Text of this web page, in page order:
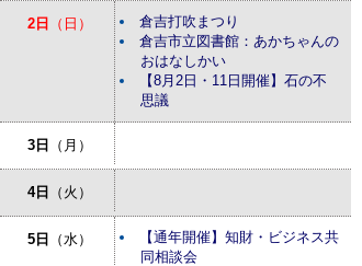
2日 （日）
倉吉打吹まつり
倉吉市立図書館：あかちゃんの
おはなしかい
【8月2日・11日開催】石の不
思議
3日 （月）
4日 （火）
5日 （水）
【通年開催】知財・ビジネス共
同相談会